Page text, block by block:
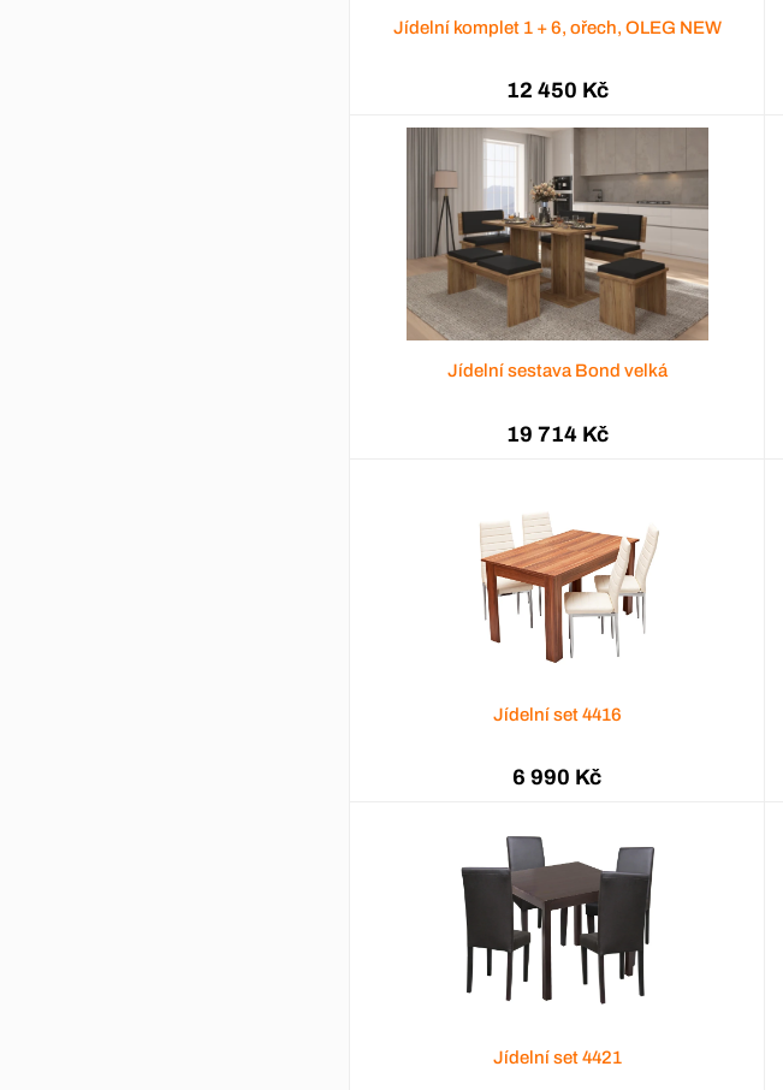
Jídelní komplet 1 + 6, ořech, OLEG NEW
12 450 Kč
Jídelní sestava Bond velká
19 714 Kč
Jídelní set 4416
6 990 Kč
Jídelní set 4421